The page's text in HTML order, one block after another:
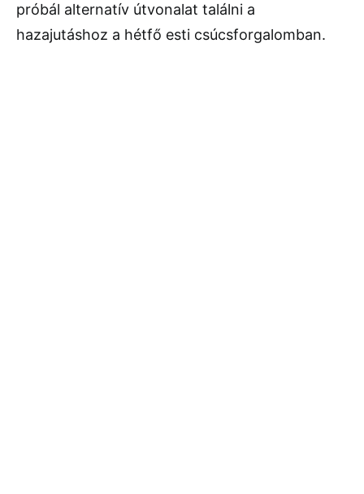
próbál alternatív útvonalat találni a
hazajutáshoz a hétfő esti csúcsforgalomban.